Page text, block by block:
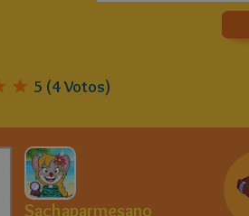
5 (4Votos)
Sachaparmesano